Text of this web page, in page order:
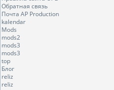
Обратная связь
Почта AP Production
kalendar
Mods
mods2
mods3
mods3
top
Блог
reliz
reliz